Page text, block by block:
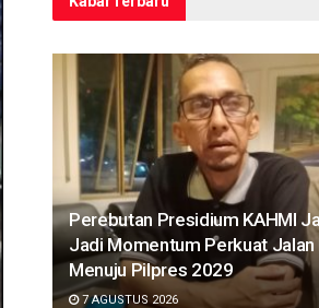
Perebutan Presidium KAHMI
Jadi Momentum Perkuat Jalan
Menuju Pilpres 2029
7 AGUSTUS 2026